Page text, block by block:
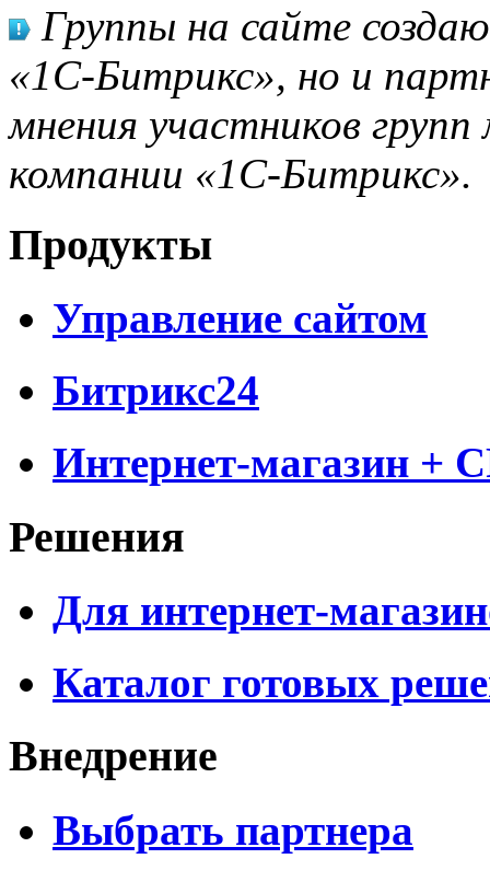
Группы на сайте
«1С-Битрикс», но и
мнения участников
компании «1С-Битрикс».
Продукты
Управление сайтом
Битрикс24
Интернет-магазин +
Решения
Для интернет-
Каталог готовых
Внедрение
Выбрать партнера